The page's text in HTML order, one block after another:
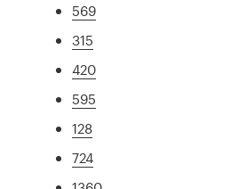
569
315
420
595
128
724